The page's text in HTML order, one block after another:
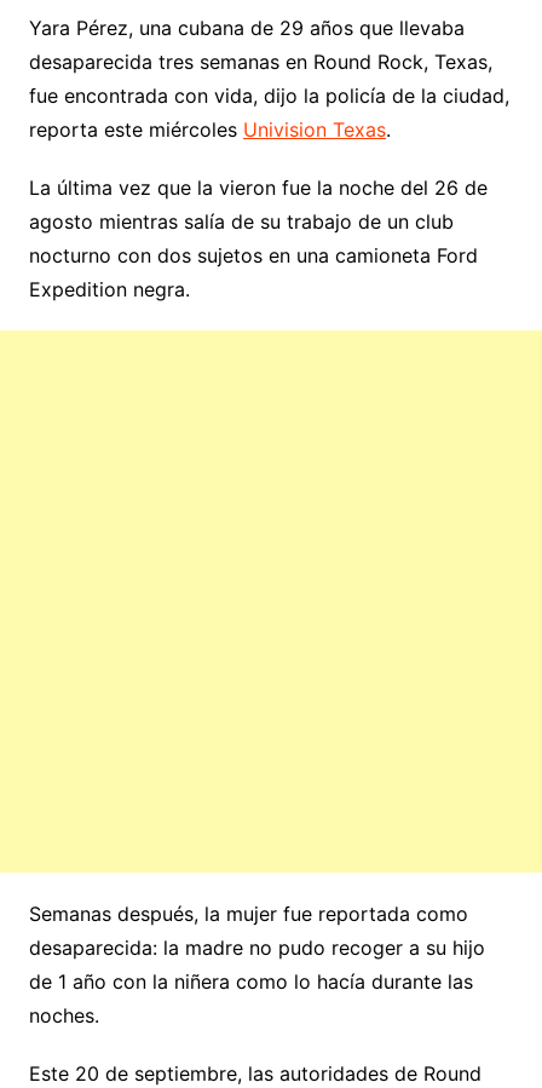
Yara Pérez, una cubana de 29 años que llevaba
desaparecida tres semanas en Round Rock, Texas,
fue encontrada con vida, dijo la policía de la ciudad,
reporta este miércoles Univision Texas.
La última vez que la vieron fue la noche del 26 de
agosto mientras salía de su trabajo de un club
nocturno con dos sujetos en una camioneta Ford
Expedition negra.
Semanas después, la mujer fue reportada como
desaparecida: la madre no pudo recoger a su hijo
de 1 año con la niñera como lo hacía durante las
noches.
Este 20 de septiembre, las autoridades de Round